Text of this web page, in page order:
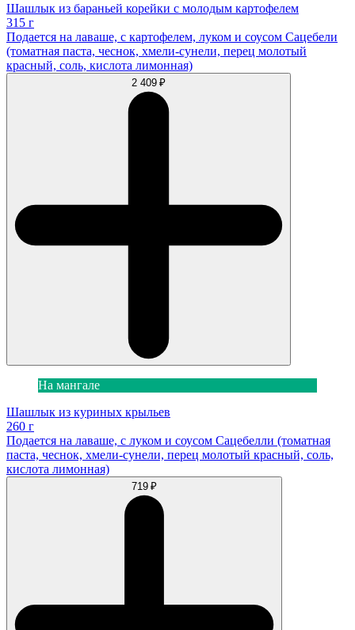
Шашлык из бараньей корейки с молодым картофелем
315 г
Подается на лаваше, с картофелем, луком и соусом Сацебели
(томатная паста, чеснок, хмели-сунели, перец молотый
красный, соль, кислота лимонная)
2 409 ₽
На мангале
Шашлык из куриных крыльев
260 г
Подается на лаваше, с луком и соусом Сацебелли (томатная
паста, чеснок, хмели-сунели, перец молотый красный, соль,
кислота лимонная)
719 ₽